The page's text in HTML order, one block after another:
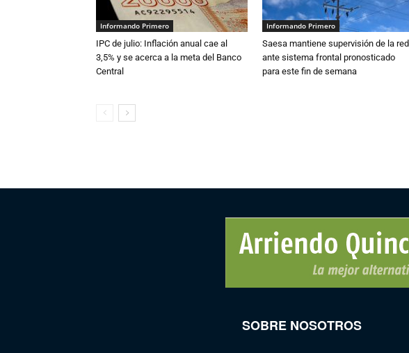
Informando Primero
IPC de julio: Inflación anual cae al
3,5% y se acerca a la meta del Banco
Central
Informando Primero
Saesa mantiene supervisión de la red
ante sistema frontal pronosticado
para este fin de semana
SOBRE NOSOTROS